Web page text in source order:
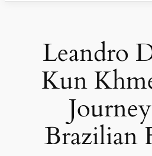
Leandro
Kun
Brazilian